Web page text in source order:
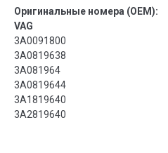
Оригинальные номера (OEM):
VAG
3A0091800
3A0819638
3A081964
3A0819644
3A1819640
3A2819640